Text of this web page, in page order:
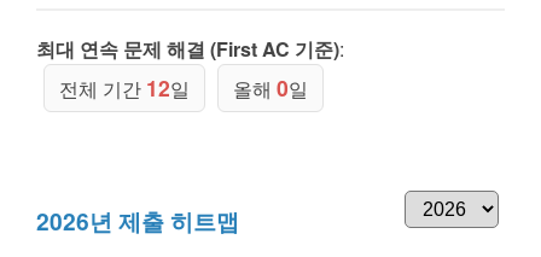
최대 연속 문제 해결 (First AC 기준):
전체 기간 12일 올해 0일
2026년 제출 히트맵